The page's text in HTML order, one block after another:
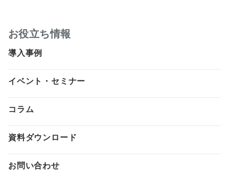
お役立ち情報
導入事例
イベント・セミナー
コラム
資料ダウンロード
お問い合わせ